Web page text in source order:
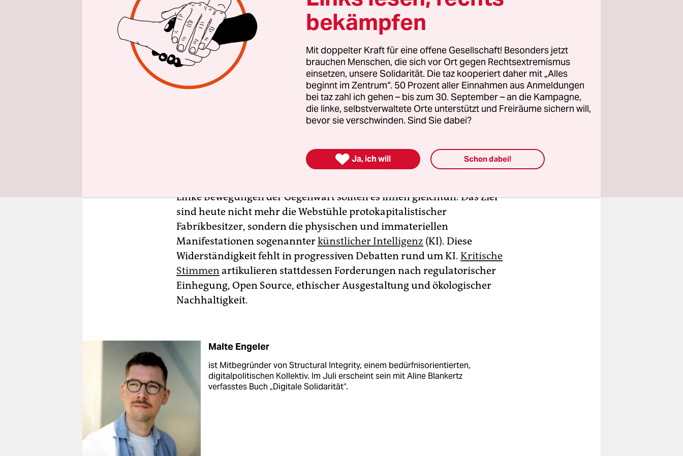
E
inige Maschinen müssen zerstört werden, damit sie keine
Monster produzieren. Mit diesen Worten fasst Brian Merchant,
Blood in the Machine “, nicht nur die
Handlung von Mary Shelleys „Frankenstein“ zusammen, sondern
auch das Wirken der Luddit*innen. Die Luddit*innen, eine Gruppe
19. Jahrhunderts mit handfesten Mitteln gegen den kapitalistischen
Einsatz von neuartigen Webstühlen.
Linke Bewegungen der Gegenwart sollten es ihnen gleichtun. Das Ziel
sind heute nicht mehr die Webstühle protokapitalistischer
Fabrikbesitzer, sondern die physischen und immateriellen
Manifestationen sogenannterkünstlicher Intelligenz (KI). Diese
Widerständigkeit fehlt in progressiven Debatten rund um KI. Kritische
Stimmenartikulieren stattdessen Forderungen nach regulatorischer
Einhegung, Open Source, ethischer Ausgestaltung und ökologischer
Nachhaltigkeit.
Malte Engeler
ist Mitbegründer von Structural Integrity, einem bedürfnis­orientierten,
digital­politischen Kollektiv. Im Juli erscheint sein mit Aline Blankertz
verfasstes Buch „Digitale Solidarität“.
bekämpfen
Mit doppelter Kraft für eine offene Gesellschaft! Besonders jetzt
brauchen Menschen, die sich vor Ort gegen Rechtsextremismus
einsetzen, unsere Solidarität. Die taz kooperiert daher mit „Alles
beginnt im Zentrum“. 50 Prozent aller Einnahmen aus Anmeldungen
bei taz zahl ich gehen – bis zum 30. September – an die Kampagne,
die linke, selbstverwaltete Orte unterstützt und Freiräume sichern will,
bevor sie verschwinden. Sind Sie dabei?
 Ja, ich will Schon dabei!